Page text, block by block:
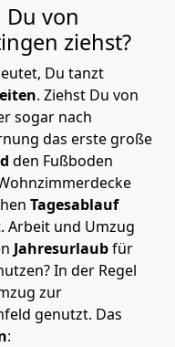
Du von
ziehst?
Du tanzt
. Ziehst Du von
sogar nach
das erste große
den Fußboden
Tagesablauf
Arbeit und Umzug
Jahresurlaubfür
In der Regel
zur
genutzt. Das
: